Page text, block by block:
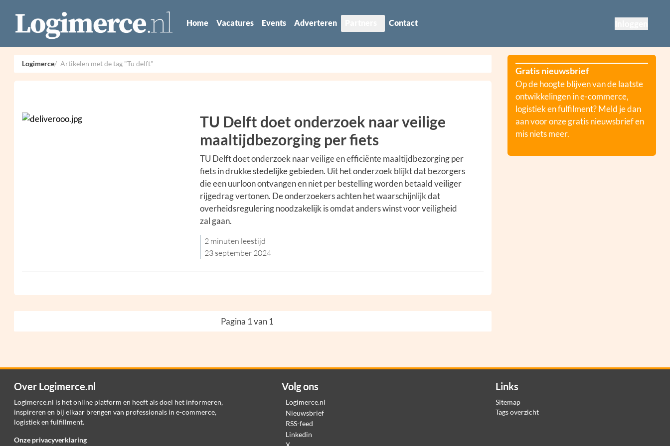
Home Vacatures Events Adverteren Contact
Logimerce Artikelen met de tag "Tu delft"
TU Delft doet onderzoek naar veilige
maaltijdbezorging per fiets
TU Delft doet onderzoek naar veilige en efficiënte maaltijdbezorging per
fiets in drukke stedelijke gebieden. Uit het onderzoek blijkt dat bezorgers
die een uurloon ontvangen en niet per bestelling worden betaald veiliger
rijgedrag vertonen. De onderzoekers achten het waarschijnlijk dat
overheidsregulering noodzakelijk is omdat anders winst voor veiligheid
zal gaan.
2 minuten leestijd
23 september 2024
Pagina 1 van 1
Gratis nieuwsbrief
Op de hoogte blijven van de laatste
ontwikkelingen in e-commerce,
logistiek en fulfilment? Meld je dan
aan voor onze gratis nieuwsbrief en
mis niets meer.
Over Logimerce.nl
Logimerce.nl is het online platform en heeft als doel het informeren,
inspireren en bij elkaar brengen van professionals in e-commerce,
logistiek en fulfillment.
Onze privacyverklaring
Volg ons
Logimerce.nl
Nieuwsbrief
RSS-feed
Linkedin
Links
Sitemap
Tags overzicht